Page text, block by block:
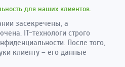
для наших клиентов.
засекречены, а
IT-технологи строго
После того,
клиенту – его данные